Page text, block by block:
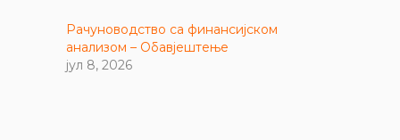
Рачуноводство са финансијском
анализом – Обавјештење
јул 8, 2026